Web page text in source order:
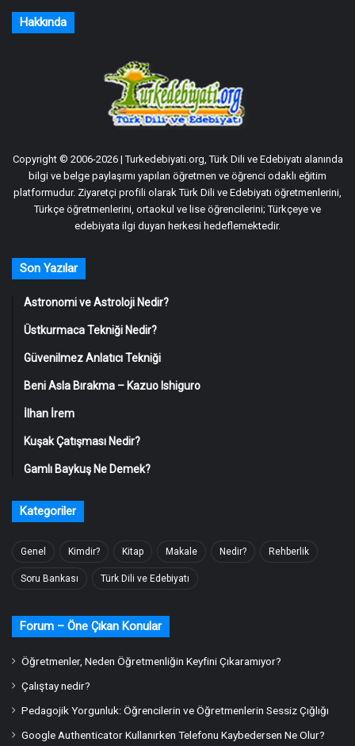
Hakkında
Copyright © 2006-2026 | Turkedebiyati.org, Türk Dili ve Edebiyatı alanında
bilgi ve belge paylaşımı yapılan öğretmen ve öğrenci odaklı eğitim
platformudur. Ziyaretçi profili olarak Türk Dili ve Edebiyatı öğretmenlerini,
Türkçe öğretmenlerini, ortaokul ve lise öğrencilerini; Türkçeye ve
edebiyata ilgi duyan herkesi hedeflemektedir.
Son Yazılar
Astronomi ve Astroloji Nedir?
Üstkurmaca Tekniği Nedir?
Güvenilmez Anlatıcı Tekniği
Beni Asla Bırakma – Kazuo Ishiguro
İlhan İrem
Kuşak Çatışması Nedir?
Gamlı Baykuş Ne Demek?
Kategoriler
Genel Kimdir? Kitap Makale Nedir? Rehberlik
Soru Bankası Türk Dili ve Edebiyatı
Forum – Öne Çıkan Konular
Öğretmenler, Neden Öğretmenliğin Keyfini Çıkaramıyor?
Çalıştay nedir?
Pedagojik Yorgunluk: Öğrencilerin ve Öğretmenlerin Sessiz Çığlığı
Google Authenticator Kullanırken Telefonu Kaybedersen Ne Olur?